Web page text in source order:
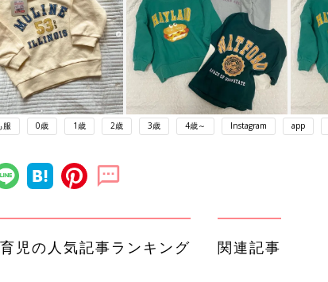
服 0歳 1歳 2歳 3歳 4歳～ Instagram app
児の人気記事ランキング 関連記事